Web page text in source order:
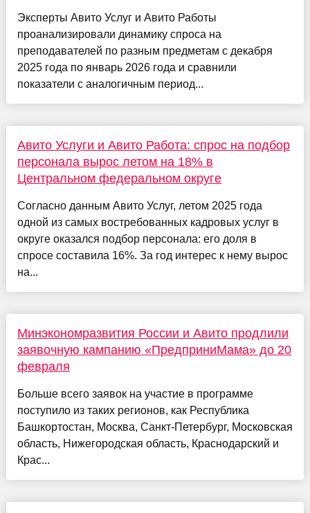
Эксперты Авито Услуг и Авито Работы
проанализировали динамику спроса на
преподавателей по разным предметам с декабря
2025 года по январь 2026 года и сравнили
показатели с аналогичным период...
Авито Услуги и Авито Работа: спрос на подбор
персонала вырос летом на 18% в
Центральном федеральном округе
Согласно данным Авито Услуг, летом 2025 года
одной из самых востребованных кадровых услуг в
округе оказался подбор персонала: его доля в
спросе составила 16%. За год интерес к нему вырос
на...
Минэкономразвития России и Авито продлили
заявочную кампанию «ПредприниМама» до 20
февраля
Больше всего заявок на участие в программе
поступило из таких регионов, как Республика
Башкортостан, Москва, Санкт-Петербург, Московская
область, Нижегородская область, Краснодарский и
Крас...